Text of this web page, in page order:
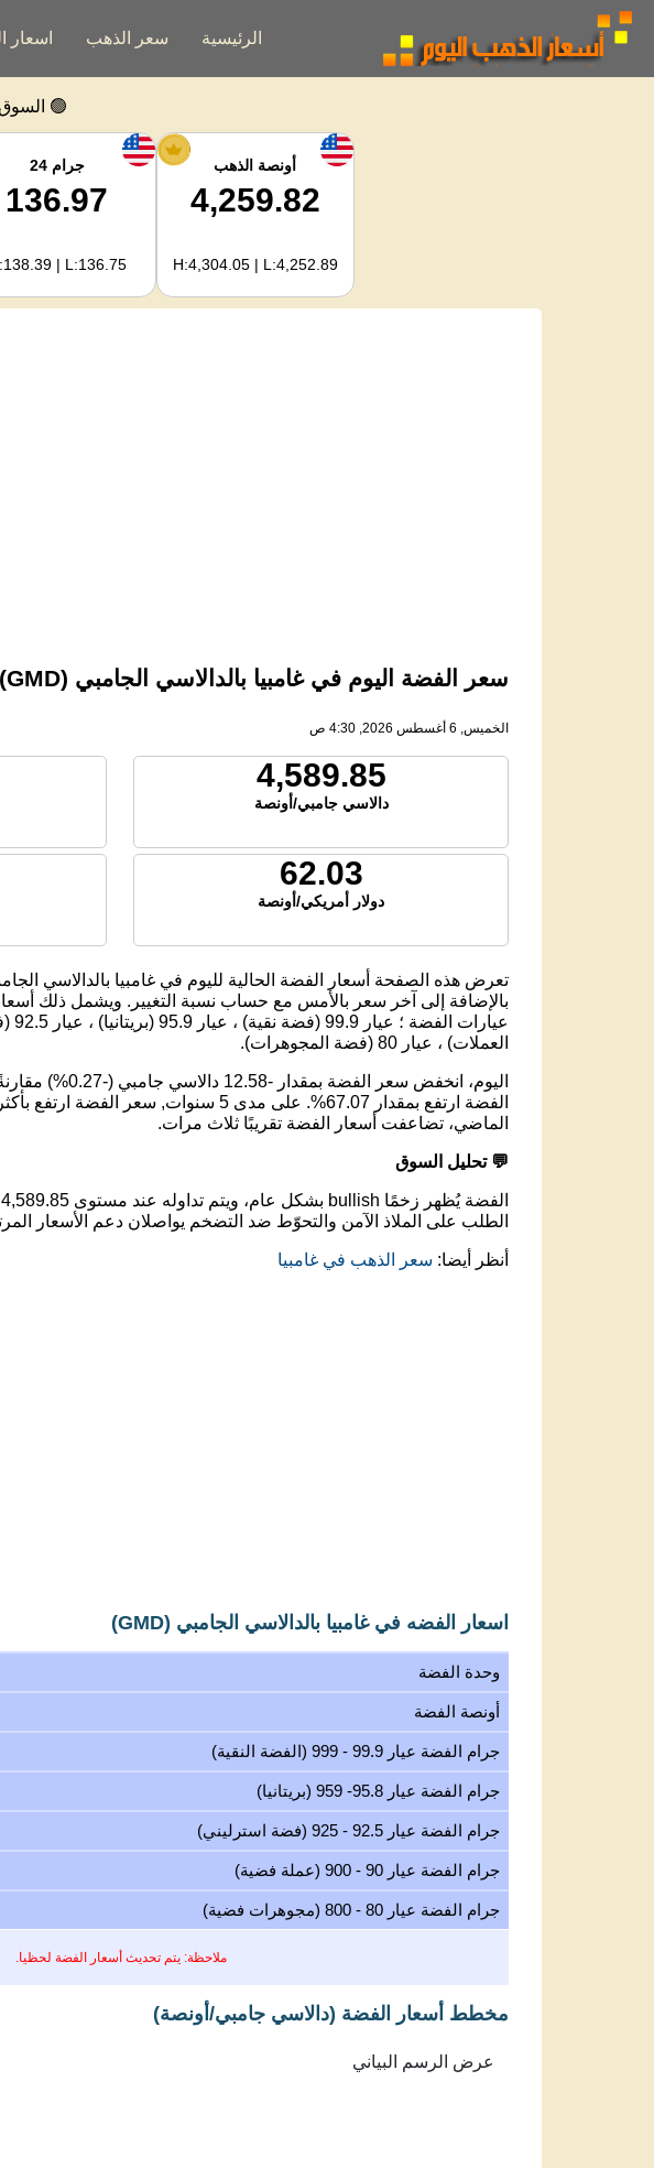
الرئيسية سعر الذهب اسعار
🟢
أونصة الذهب
4,259.82
H:4,304.05 | L:4,252.89
جرام 24
136.97
| L:136.75
سعر الفضة اليوم في غامبيا بالدالاسي الجامبي (GMD)
الخميس, 6 أغسطس 2026, 4:30 ص
4,589.85
دالاسي جامبي/أونصة
62.03
دولار أمريكي/أونصة
بالإضافة إلى آخر سعر بالأمس مع حساب نسبة التغيير. ويشمل ذلك أسعار
العملات) ، عيار 80 (فضة المجوهرات).
اليوم، انخفض سعر
الماضي، تضاعفت أسعار الفضة تقريبًا ثلاث مرات.
💬 تحليل السوق
الفضة يُظهر زخمًا bullish بشكل عام، ويتم تداوله عند مستوى 4,589.85 دالاسي جامبي .
الطلب على الملاذ الآمن والتحوّط ضد التضخم يواصلان دعم الأسعار
أنظر أيضا: سعر الذهب في غامبيا
اسعار الفضه في غامبيا بالدالاسي الجامبي (GMD)
وحدة الفضة
ملاحظة: يتم تحديث أسعار الفضة لحظيا.
أونصة الفضة
جرام الفضة عيار 99.9 - 999 (الفضة النقية)
جرام الفضة عيار 95.8- 959 (بريتانيا)
جرام الفضة عيار 92.5 - 925 (فضة استرليني)
جرام الفضة عيار 90 - 900 (عملة فضية)
جرام الفضة عيار 80 - 800 (مجوهرات فضية)
مخطط أسعار الفضة (دالاسي جامبي/أونصة)
Feb 6, 2026 → Aug 6, 2026